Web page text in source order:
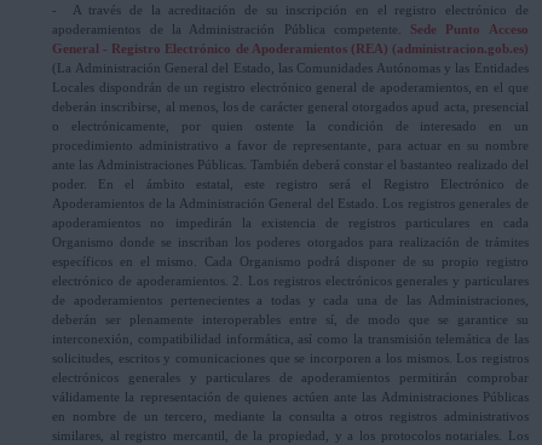
- A través de la acreditación de su inscripción en el registro electrónico de
apoderamientos de la Administración Pública competente. Sede Punto Acceso
General - Registro Electrónico de Apoderamientos (REA) (administracion.gob.es)
(La Administración General del Estado, las Comunidades Autónomas y las Entidades
Locales dispondrán de un registro electrónico general de apoderamientos, en el que
deberán inscribirse, al menos, los de carácter general otorgados apud acta, presencial
o electrónicamente, por quien ostente la condición de interesado en un
procedimiento administrativo a favor de representante, para actuar en su nombre
ante las Administraciones Públicas. También deberá constar el bastanteo realizado del
poder. En el ámbito estatal, este registro será el Registro Electrónico de
Apoderamientos de la Administración General del Estado. Los registros generales de
apoderamientos no impedirán la existencia de registros particulares en cada
Organismo donde se inscriban los poderes otorgados para realización de trámites
específicos en el mismo. Cada Organismo podrá disponer de su propio registro
electrónico de apoderamientos. 2. Los registros electrónicos generales y particulares
de apoderamientos pertenecientes a todas y cada una de las Administraciones,
deberán ser plenamente interoperables entre sí, de modo que se garantice su
interconexión, compatibilidad informática, así como la transmisión telemática de las
solicitudes, escritos y comunicaciones que se incorporen a los mismos. Los registros
electrónicos generales y particulares de apoderamientos permitirán comprobar
válidamente la representación de quienes actúen ante las Administraciones Públicas
en nombre de un tercero, mediante la consulta a otros registros administrativos
similares, al registro mercantil, de la propiedad, y a los protocolos notariales. Los